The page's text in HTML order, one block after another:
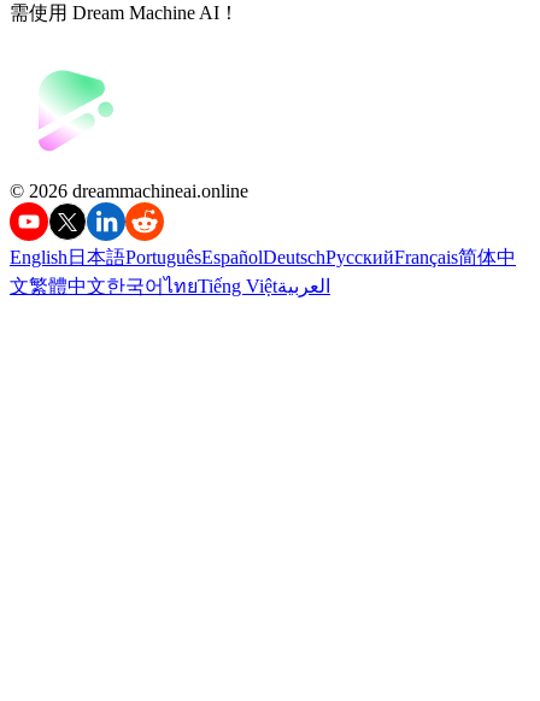
需使用 Dream Machine AI！
©️ 2026 dreammachineai.online
English 日本語PortuguêsEspañolDeutschРусскийFrançais简体中
文繁體中文한국어ไทยTiếng Việtالعربية